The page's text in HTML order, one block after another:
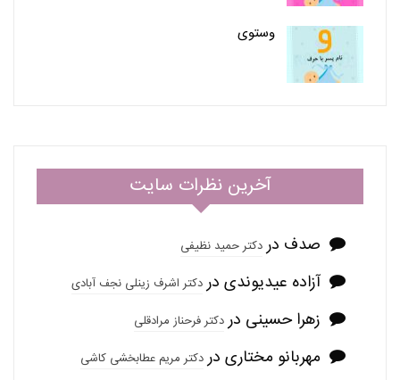
وستوی
آخرین نظرات سایت
صدف دردکتر حمید نظیفی
آزاده عیدیوندی دردکتر اشرف زینلی نجف آبادی
زهرا حسینی دردکتر فرحناز مرادقلی
مهربانو مختاری دردکتر مریم عطابخشی کاشی